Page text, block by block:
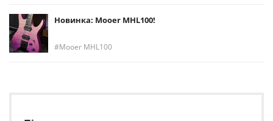
Новинка: Mooer MHL100!
Mooer MHL100